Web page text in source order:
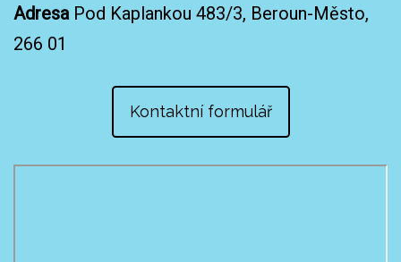
Adresa Pod Kaplankou 483/3, Beroun-Město,
266 01
Kontaktní formulář